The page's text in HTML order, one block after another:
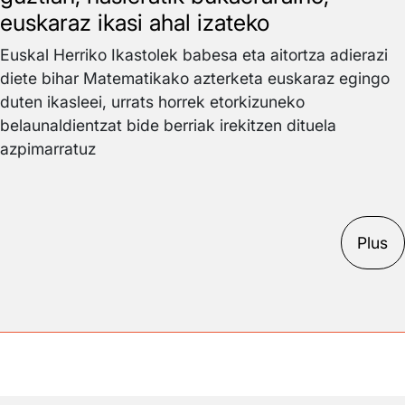
euskaraz ikasi ahal izateko
Euskal Herriko Ikastolek babesa eta aitortza adierazi
diete bihar Matematikako azterketa euskaraz egingo
duten ikasleei, urrats horrek etorkizuneko
belaunaldientzat bide berriak irekitzen dituela
azpimarratuz
Plus